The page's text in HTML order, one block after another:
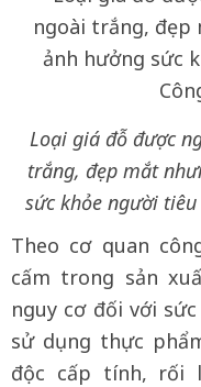
Loại giá đỗ được
trắng, đẹp mắt
sức khỏe người tiêu
Theo cơ quan
cấm trong sản
nguy cơ đối với
sử dụng thực
độc cấp tính, rối